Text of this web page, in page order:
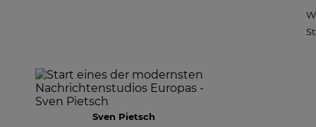
Sven Pietsch